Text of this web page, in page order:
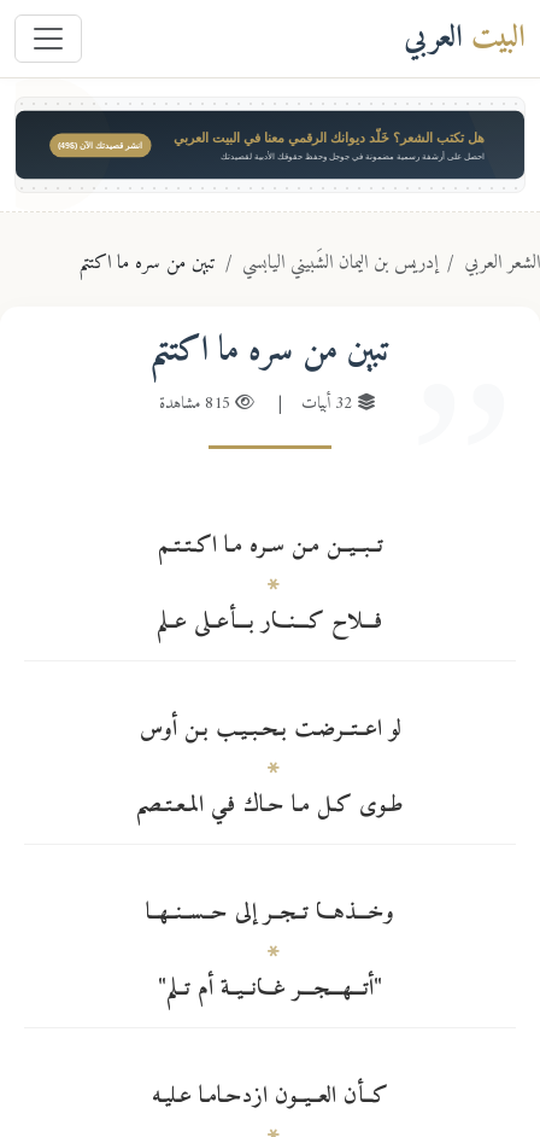
البيتالعربي
هل تكتب الشعر؟ خَلّد ديوانك الرقمي معنا في البيت العربي
احصل على أرشفة رسمية مضمونة في جوجل وحفظ حقوقك الأدبية لقصيدتك
انشر قصيدتك الآن ($49)
العربي إدريس بن اليمان الشَبيني اليابسي تبين من سره ما اكتتم
تبين من سره ما اكتتم
32 أبيات 815 مشاهدة
تــبــيــن مـن سـره مـا اكـتـتـم
فـــلاح كـــنـــار بـــأعــلى عــلم
لو اعــتــرضـت بـحـبـيـب بـن أوس
طـوى كـل مـا حـاك فـي المـعـتـصم
وخـــذهـــا تــجــر إلى حــســنــهــا
"أتـــهـــجـــر غـــانــيــة أم تــلم"
كــأن العــيــون ازدحـامـا عـليـه